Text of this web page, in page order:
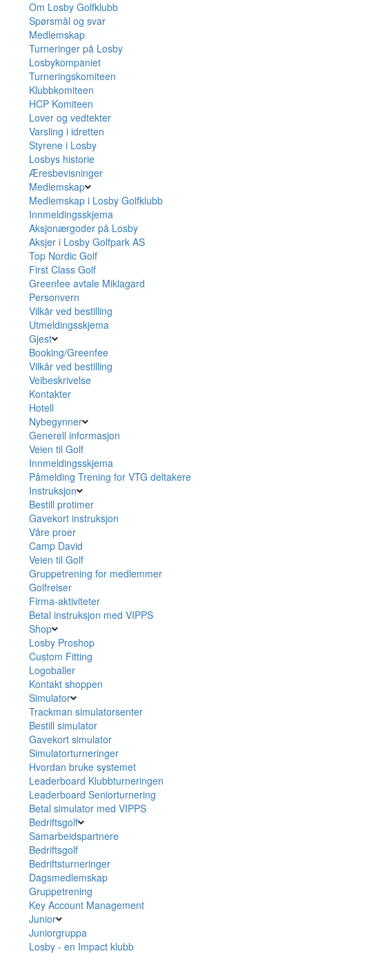
Om Losby Golfklubb
Spørsmål og svar
Medlemskap
Turneringer på Losby
Losbykompaniet
Turneringskomiteen
Klubbkomiteen
HCP Komiteen
Lover og vedtekter
Varsling i idretten
Styrene i Losby
Losbys historie
Æresbevisninger
Medlemskap
Medlemskap i Losby Golfklubb
Innmeldingsskjema
Aksjonærgoder på Losby
Aksjer i Losby Golfpark AS
Top Nordic Golf
First Class Golf
Greenfee avtale Miklagard
Personvern
Vilkår ved bestilling
Utmeldingsskjema
Gjest
Booking/Greenfee
Vilkår ved bestilling
Veibeskrivelse
Kontakter
Hotell
Nybegynner
Generell informasjon
Veien til Golf
Innmeldingsskjema
Påmelding Trening for VTG deltakere
Instruksjon
Bestill protimer
Gavekort instruksjon
Våre proer
Camp David
Veien til Golf
Gruppetrening for medlemmer
Golfreiser
Firma-aktiviteter
Betal instruksjon med VIPPS
Shop
Losby Proshop
Custom Fitting
Logoballer
Kontakt shoppen
Simulator
Trackman simulatorsenter
Bestill simulator
Gavekort simulator
Simulatorturneringer
Hvordan bruke systemet
Leaderboard Klubbturneringen
Leaderboard Seniorturnering
Betal simulator med VIPPS
Bedriftsgolf
Samarbeidspartnere
Bedriftsgolf
Bedriftsturneringer
Dagsmedlemskap
Gruppetrening
Key Account Management
Junior
Juniorgruppa
Losby - en Impact klubb